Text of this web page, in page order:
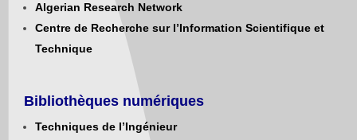
Algerian Research Network
Centre de Recherche sur l’Information Scientifique et
Technique
Bibliothèques numériques
Techniques de l’Ingénieur